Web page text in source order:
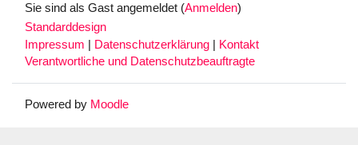
Sie sind als Gast angemeldet (Anmelden)
Standarddesign
Impressum
Datenschutzerklärung
Kontakt
Verantwortliche und Datenschutzbeauftragte
Powered by Moodle